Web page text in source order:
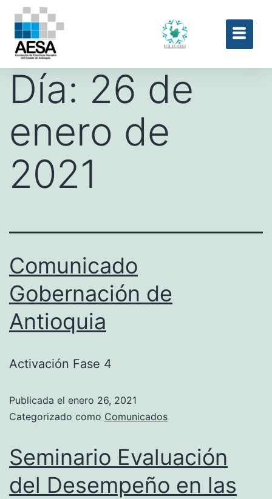
Día: 26 de
enero de
2021
Comunicado
Gobernación de
Antioquia
Activación Fase 4
Publicada el enero 26, 2021
Categorizado como Comunicados
Seminario Evaluación
del Desempeño en las